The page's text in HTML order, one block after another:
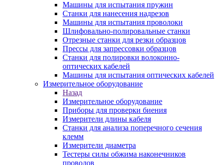
Машины для испытания пружин
Станки для нанесения надрезов
Машины для испытания проволоки
Шлифовально-полировальные станки
Отрезные станки для резки образцов
Прессы для запрессовки образцов
Станки для полировки волоконно-
оптических кабелей
Машины для испытания оптических кабелей
Измерительное оборудование
Назад
Измерительное оборудование
Приборы для проверки биения
Измерители длины кабеля
Станки для анализа поперечного сечения
клемм
Измерители диаметра
Тестеры силы обжима наконечников
проводов